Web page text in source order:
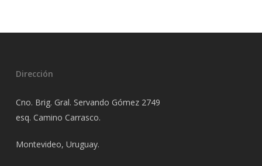
Dirección
Cno. Brig. Gral. Servando Gómez 2749
esq. Camino Carrasco.
Montevideo, Uruguay.